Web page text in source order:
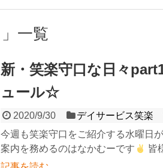
」 一覧
新・笑楽守口な日々
ュール☆
2020/9/30
デイサービス笑楽
今週も笑楽守口をご紹介する水曜日
案内を務めるのはなかむーです
皆